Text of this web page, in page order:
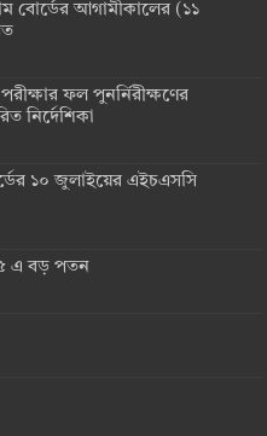
বোর্ডের আগামীকালের (১১
ফল পুনর্নিরীক্ষণের
নির্দেশিকা
১০ জুলাইয়ের এইচএসসি
এ বড় পতন